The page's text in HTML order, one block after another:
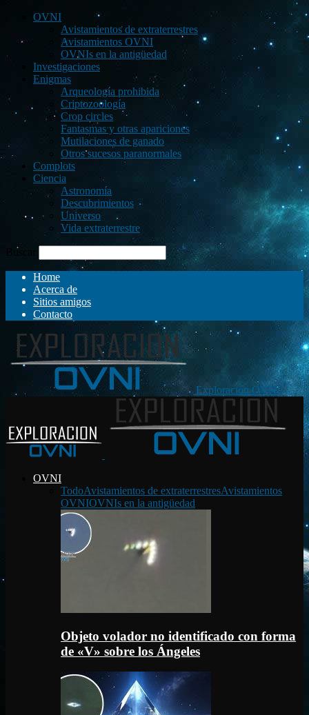
OVNI
Avistamientos de extraterrestres
Avistamientos OVNI
OVNIs en la antigüedad
Investigaciones
Enigmas
Arqueología prohibida
Criptozoología
Crop circles
Fantasmas y otras apariciones
Mutilaciones de ganado
Otros sucesos paranormales
Complots
Ciencia
Astronomía
Descubrimientos
Universo
Vida extraterrestre
Buscar
Home
Acerca de
Sitios amigos
Contacto
Exploración OVNI
OVNI
TodoAvistamientos de extraterrestresAvistamientos
OVNIOVNIs en la antigüedad
Objeto volador no identificado con forma
de «V» sobre los Ángeles